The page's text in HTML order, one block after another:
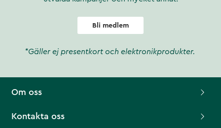
Bli medlem
*Gäller ej presentkort och elektronikprodukter.
Om oss
Kontakta oss